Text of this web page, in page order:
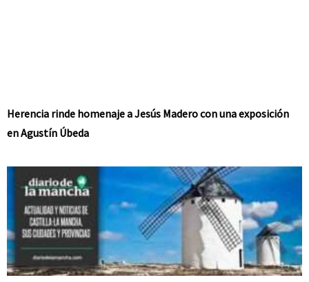
Herencia rinde homenaje a Jesús Madero con una exposición
en Agustín Úbeda